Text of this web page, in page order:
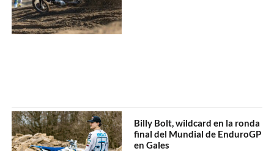
Billy Bolt, wildcard en la ronda
final del Mundial de EnduroGP
en Gales